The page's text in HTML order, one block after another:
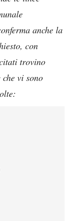
anche la
con
trovino
vi sono